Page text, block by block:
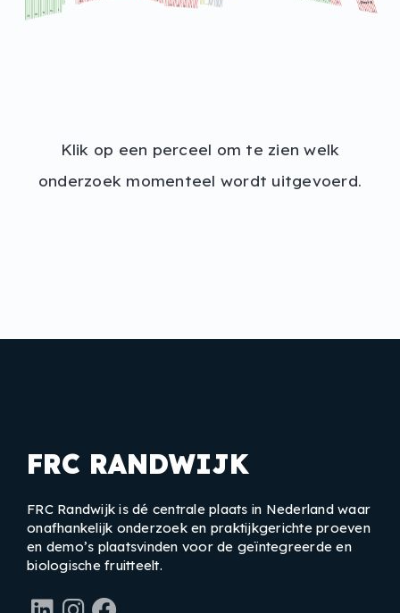
Klik op een perceel om te zien welk
onderzoek momenteel wordt uitgevoerd.
FRC RANDWIJK
FRC Randwijk is dé centrale plaats in Nederland waar
onafhankelijk onderzoek en praktijkgerichte proeven
en demo’s plaatsvinden voor de geïntegreerde en
biologische fruitteelt.